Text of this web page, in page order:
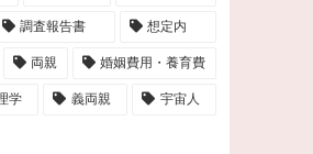
調査報告書 想定内
両親 婚姻費用・養育費
学 義両親 宇宙人